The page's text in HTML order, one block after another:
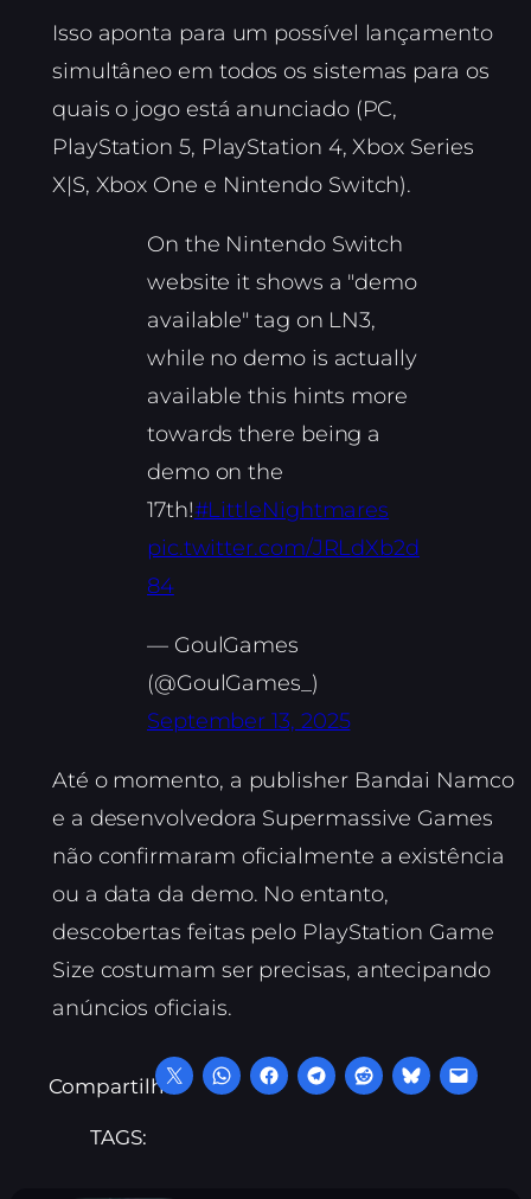
Isso aponta para um possível lançamento
simultâneo em todos os sistemas para os
quais o jogo está anunciado (PC,
PlayStation 5, PlayStation 4, Xbox Series
X|S, Xbox One e Nintendo Switch).
On the Nintendo Switch
website it shows a "demo
available" tag on LN3,
while no demo is actually
available this hints more
towards there being a
demo on the
17th!#LittleNightmares
pic.twitter.com/JRLdXb2d
84
— GoulGames
(@GoulGames_)
September 13, 2025
Até o momento, a publisher Bandai Namco
e a desenvolvedora Supermassive Games
não confirmaram oficialmente a existência
ou a data da demo. No entanto,
descobertas feitas pelo PlayStation Game
Size costumam ser precisas, antecipando
anúncios oficiais.
Compartilhe:
TAGS: